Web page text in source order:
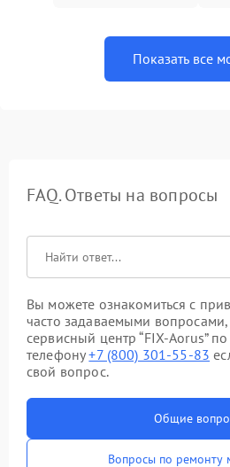
Показать все
FAQ. Ответы на вопросы
Вы можете ознакомиться с
часто задаваемыми
сервисный центр “FIX-Aorus”
телефону+7 (800) 301-55-83
свой вопрос.
Общие
Вопросы по ремонту